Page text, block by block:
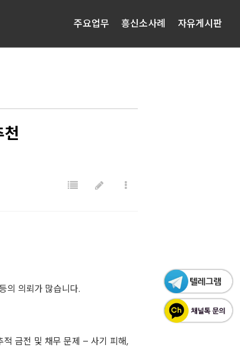
주요업무 흥신소사례 자유게시판
천
의 의뢰가 많습니다.
적 금전 및 채무 문제 – 사기 피해,